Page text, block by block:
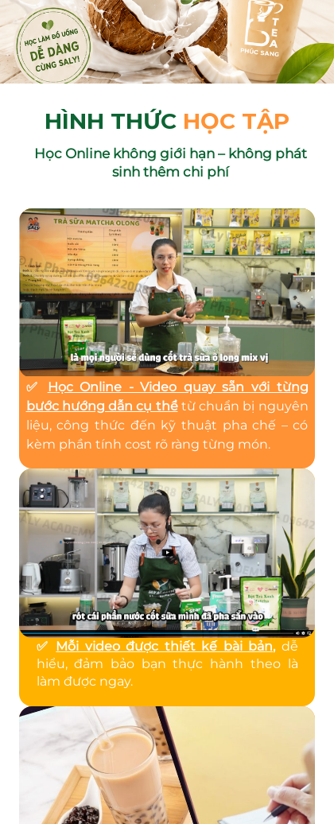
✅ Học Online - Video quay sẵn với từng
bước hướng dẫn cụ thể từ chuẩn bị nguyên
liệu, công thức đến kỹ thuật pha chế – có
kèm phần tính cost rõ ràng từng món.
✅ Mỗi video được thiết kế bài bản, dễ
hiểu, đảm bảo bạn thực hành theo là
làm được ngay.
Học Online không giới hạn – không phát
sinh thêm chi phí
GIỚI THIỆU KHÓA HỌC
HÌNH THỨC HỌC TẬP